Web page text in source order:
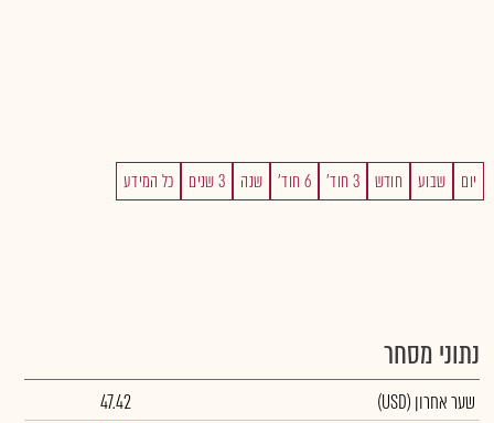
יום שבוע חודש 3 חוד' 6 חוד' שנה 3 שנים כל המידע
נתוני מסחר
שער אחרון (USD)
47.42